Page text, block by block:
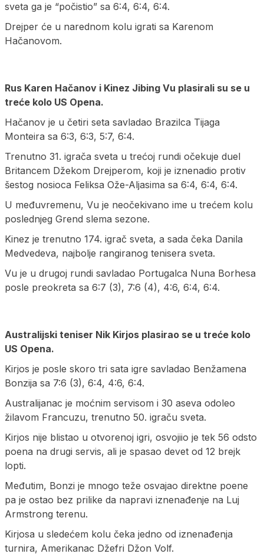
sveta ga je “počistio” sa 6:4, 6:4, 6:4.
Drejper će u narednom kolu igrati sa Karenom
Hačanovom.
Rus Karen Hačanov i Kinez Jibing Vu plasirali su se u
treće kolo US Opena.
Hačanov je u četiri seta savladao Brazilca Tijaga
Monteira sa 6:3, 6:3, 5:7, 6:4.
Trenutno 31. igrača sveta u trećoj rundi očekuje duel
Britancem Džekom Drejperom, koji je iznenadio protiv
šestog nosioca Feliksa Ože-Aljasima sa 6:4, 6:4, 6:4.
U međuvremenu, Vu je neočekivano ime u trećem kolu
poslednjeg Grend slema sezone.
Kinez je trenutno 174. igrač sveta, a sada čeka Danila
Medvedeva, najbolje rangiranog tenisera sveta.
Vu je u drugoj rundi savladao Portugalca Nuna Borhesa
posle preokreta sa 6:7 (3), 7:6 (4), 4:6, 6:4, 6:4.
Australijski teniser Nik Kirjos plasirao se u treće kolo
US Opena.
Kirjos je posle skoro tri sata igre savladao Benžamena
Bonzija sa 7:6 (3), 6:4, 4:6, 6:4.
Australijanac je moćnim servisom i 30 aseva odoleo
žilavom Francuzu, trenutno 50. igraču sveta.
Kirjos nije blistao u otvorenoj igri, osvojiio je tek 56 odsto
poena na drugi servis, ali je spasao devet od 12 brejk
lopti.
Međutim, Bonzi je mnogo teže osvajao direktne poene
pa je ostao bez prilike da napravi iznenađenje na Luj
Armstrong terenu.
Kirjosa u sledećem kolu čeka jedno od iznenađenja
turnira, Amerikanac Džefri Džon Volf.